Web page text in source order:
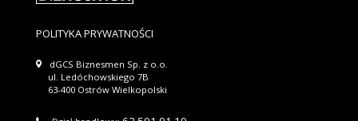
POLITYKA PRYWATNOŚCI
dGCS Biznesmen Sp. z o.o.
ul. Ledóchowskiego 7B
63-400 Ostrów Wielkopolski